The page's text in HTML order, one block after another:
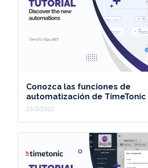
Conozca las funciones de
automatización de TimeTonic
25/3/2022